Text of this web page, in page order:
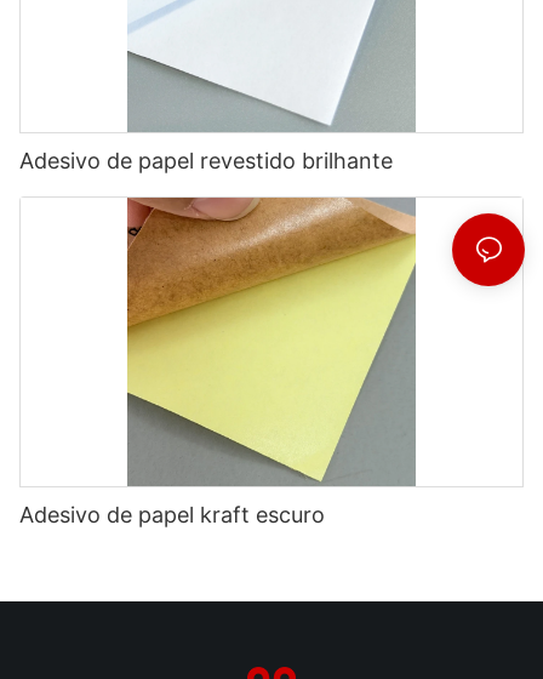
Adesivo de papel revestido brilhante
Adesivo de papel kraft escuro